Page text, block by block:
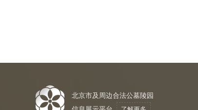
北京市及周边合法公墓陵园